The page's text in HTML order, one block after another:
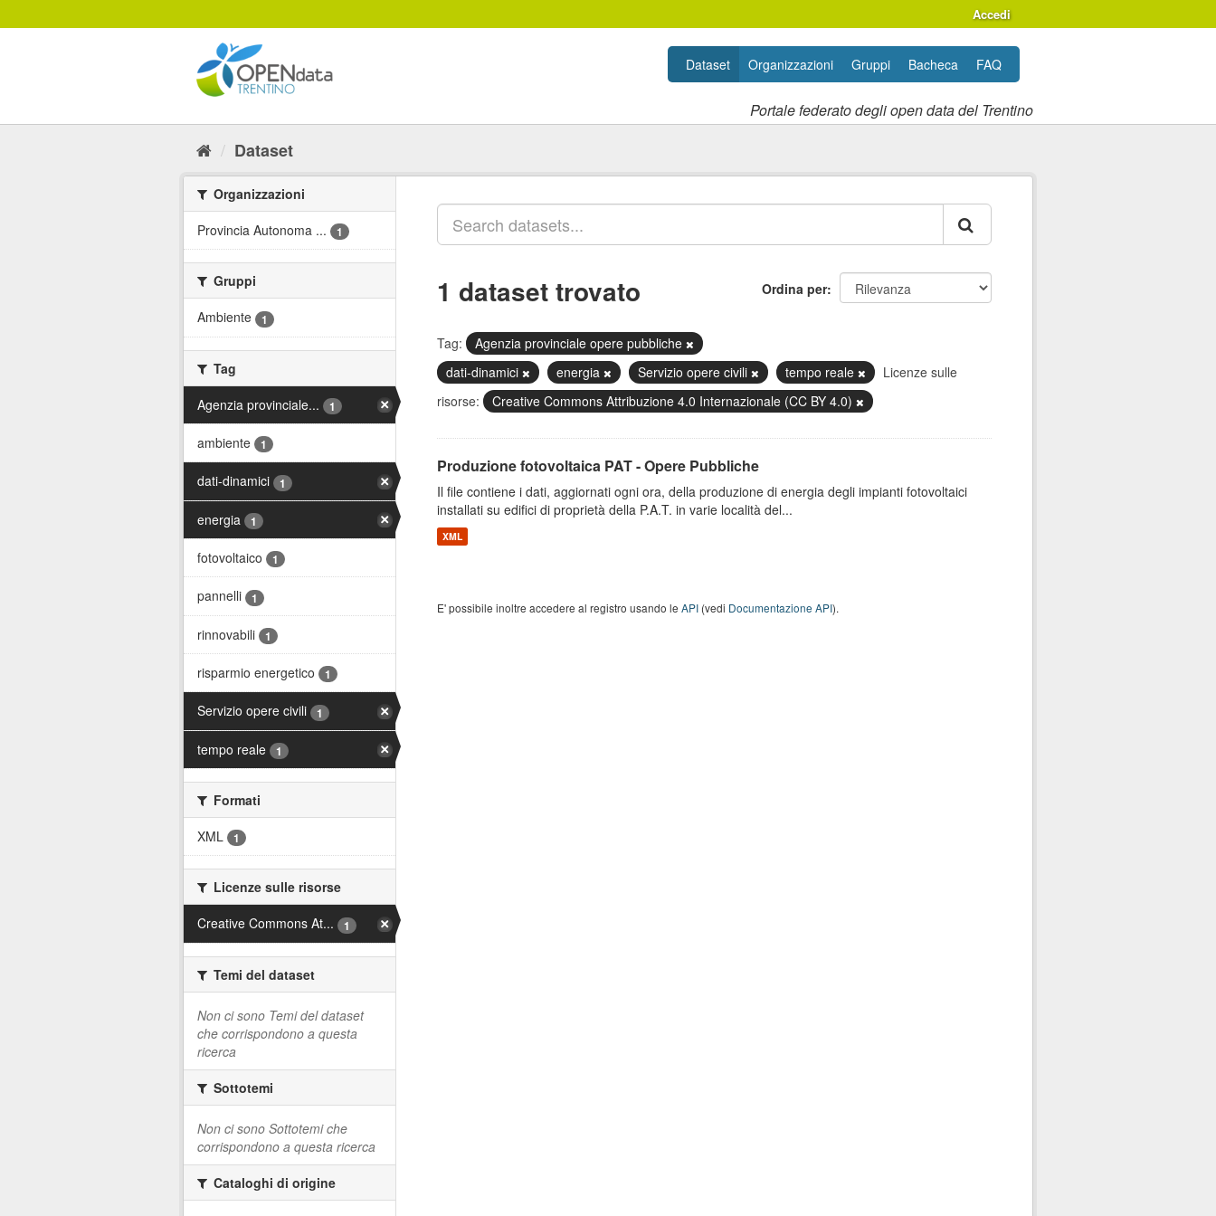
al
Accedi
Portale federato degli open data del Trentino
Dataset Organizzazioni Gruppi Bacheca FAQ
Dataset
Organizzazioni
Provincia Autonoma ...
1
Gruppi
Ambiente
1
Tag
Agenzia provinciale...
1
ambiente 1
dati-dinamici 1
energia 1
fotovoltaico 1
pannelli 1
rinnovabili 1
risparmio energetico 1
Servizio opere civili 1
tempo reale 1
Formati
XML
1
Licenze sulle risorse
Creative Commons At...
1
Temi del dataset
Non ci sono Temi del dataset
che corrispondono a questa
ricerca
Sottotemi
Non ci sono Sottotemi che
corrispondono a questa ricerca
Cataloghi di origine
Ordina per
1 dataset trovato
Tag:
Agenzia provinciale opere pubbliche
dati-dinamici
energia Servizio opere civili tempo reale
Licenze sulle
risorse:
Creative Commons Attribuzione 4.0 Internazionale (CC BY 4.0)
Produzione fotovoltaica PAT - Opere Pubbliche
Il file contiene i dati, aggiornati ogni ora, della produzione di energia degli impianti fotovoltaici
installati su edifici di proprietà della P.A.T. in varie località del...
XML
E' possibile inoltre accedere al registro usando le API(vedi Documentazione API).